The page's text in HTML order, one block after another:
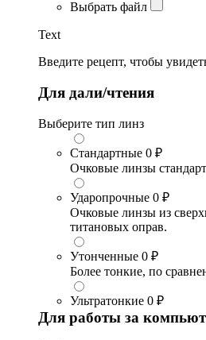
Выбрать файл
Text
Введите рецепт, чтобы
Для дали/чтения
Выберите тип линз
Стандартные 0 ₽
Очковые линзы
Ударопрочные 0 ₽
Очковые линзы из
титановых оправ.
Утонченные 0 ₽
Более тонкие, по
Ультратонкие 0 ₽
Для работы за